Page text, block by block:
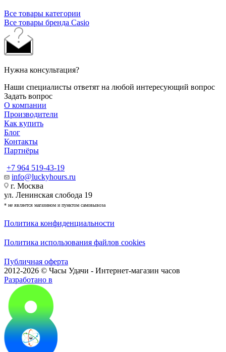
Все товары категории
Все товары бренда Casio
Нужна консультация?
Наши специалисты ответят на любой интересующий вопрос
Задать вопрос
О компании
Производители
Как купить
Блог
Контакты
Партнёры
+7 964 519-43-19
info@luckyhours.ru
г. Москва
ул. Ленинская слобода 19
* не является магазином и пунктом самовывоза
Политика конфиденциальности
Политика использования файлов cookies
Публичная оферта
2012-2026 © Часы Удачи - Интернет-магазин часов
Разработано в